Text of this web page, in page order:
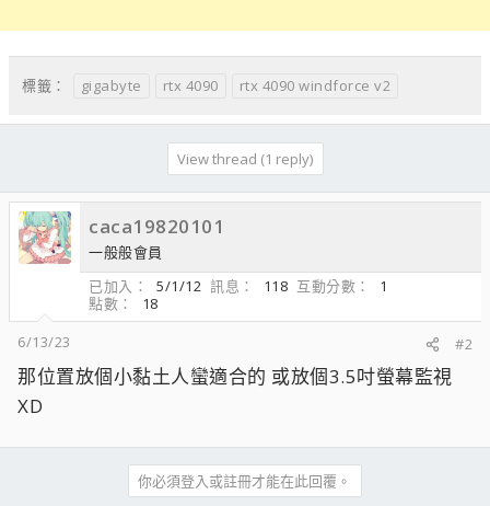
標籤： gigabyte rtx 4090 rtx 4090 windforce v2
View thread (1 reply)
caca19820101
一般般會員
已加入
5/1/12 訊息 118 互動分數
1
點數
18
6/13/23
#2
那位置放個小黏土人蠻適合的 或放個3.5吋螢幕監視
XD
你必須登入或註冊才能在此回覆。